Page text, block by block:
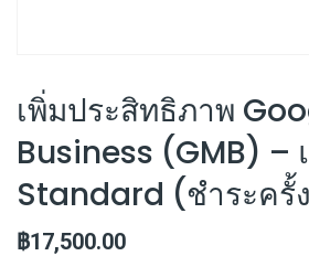
เพิ่มประสิทธิภาพ
Business (GMB) –
Standard (ชำระครั้
฿17,500.00